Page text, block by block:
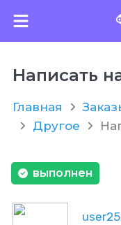
Написать
Главная
Другое
выполнен